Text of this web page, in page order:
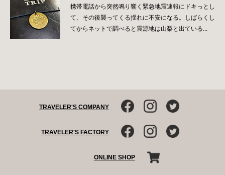
携帯電話から突然鳴り響く緊急地震速報にドキっとし
て、その後襲ってくる揺れに不安になる。しばらくし
てからネットで調べると震源地は山梨と出ている...
TRAVELER'S COMPANY
TRAVELER'S FACTORY
ONLINE SHOP